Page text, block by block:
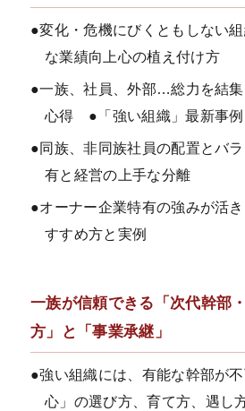
●変化・危機にびくともしない
な業績向上心の植え付け方
●一族、社員、外部…総力を結集
心得 ●「強い組織」最新事例
●同族、非同族社員の配置とバ
有と経営の上手な分離
●オーナー企業特有の強みが活
すすめ方と実例
一族が信頼できる「次代幹部
方」と「事業承継」
●強い組織には、有能な幹部が
心」の選び方、育て方、遇し